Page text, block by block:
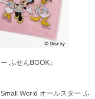
ふせんBOOK』
World オールスター ふ